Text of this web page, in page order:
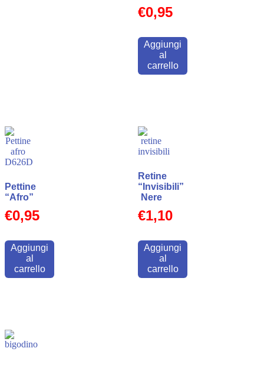
€0,95
Aggiungi
al
carrello
Pettine
“Afro”
€0,95
Aggiungi
al
carrello
Retine
“Invisibili”
Nere
€1,10
Aggiungi
al
carrello